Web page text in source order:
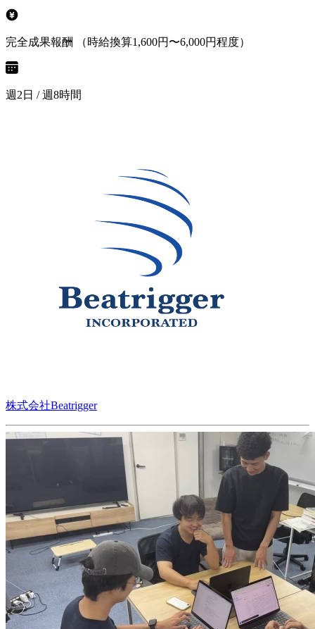
完全成果報酬 （時給換算1,600円〜6,000円程度）
週2日 / 週8時間
株式会社Beatrigger